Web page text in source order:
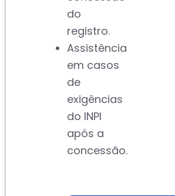
do
registro.
Assistência
em casos
de
exigências
do INPI
após a
concessão.